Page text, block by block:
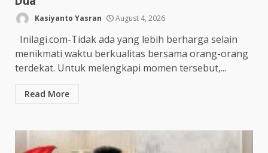
Kasiyanto Yasran August 4, 2026
Inilagi.com-Tidak ada yang lebih berharga selain
menikmati waktu berkualitas bersama orang-orang
terdekat. Untuk melengkapi momen tersebut,...
Read More